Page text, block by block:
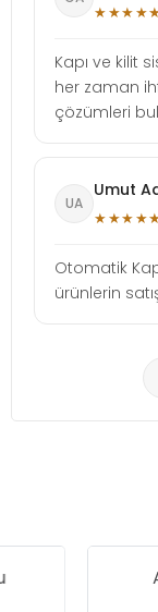
Kapı ve kilit
her zaman
çözümleri
UA
Umut
Otomatik
ürünlerin